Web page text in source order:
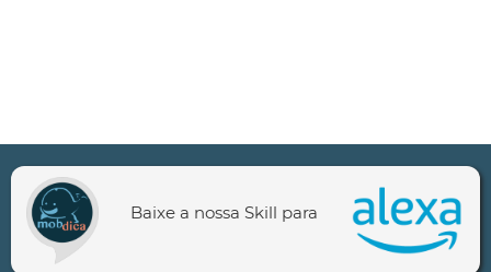
Baixe a nossa Skill para